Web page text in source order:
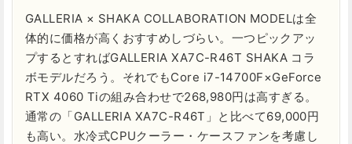
GALLERIA × SHAKA COLLABORATION MODELは全
体的に価格が高くおすすめしづらい。一つピックアッ
プするとすればGALLERIA XA7C-R46T SHAKA コラ
ボモデルだろう。それでもCore i7-14700F×GeForce
RTX 4060 Tiの組み合わせで268,980円は高すぎる。
通常の「GALLERIA XA7C-R46T」と比べて69,000円
も高い。水冷式CPUクーラー・ケースファンを考慮し